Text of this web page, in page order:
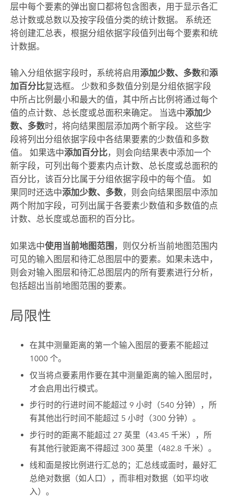
层中每个要素的弹出窗口都将包含图表，用于显示各汇
总计数或总数以及按字段值分类的统计数据。 系统还
将创建汇总表，根据分组依据字段值列出每个要素和统
计数据。
输入分组依据字段时，系统将启用添加少数、多数和添
加百分比复选框。 少数和多数值分别是分组依据字段
中所占比例最小和最大的值，其中所占比例将通过每个
值的点计数、总长度或总面积来确定。 当选中添加少
数、多数时，将向结果图层添加两个新字段。 这些字
段将列出分组依据字段中各结果要素的少数值和多数
值。 如果选中添加百分比，则会向结果表中添加一个
新字段，可列出每个要素内点计数、总长度或总面积的
百分比，该百分比属于分组依据字段中的每个值。 如
果同时还选中添加少数、多数，则会向结果图层中添加
两个附加字段，可列出属于各要素少数值和多数值的点
计数、总长度或总面积的百分比。
如果选中使用当前地图范围 ，则仅分析当前地图范围内
可见的输入图层和待汇总图层中的要素。如果未选中，
则会对输入图层和待汇总图层内的所有要素进行分析，
包括超出当前地图范围的要素。
局限性
在其中测量距离的第一个输入图层的要素不能超过
1000 个。
仅当将点要素用作要在其中测量距离的输入图层时，
才会启用出行模式。
步行时的行进时间不能超过 9 小时（540 分钟），所
有其他出行时间不能超过 5 小时（300 分钟）。
步行时的距离不能超过 27 英里（43.45 千米），所
有其他行驶距离不得超过 300 英里（482.8 千米）。
线和面是按比例进行汇总的；汇总线或面时，最好汇
总绝对数据（如人口），而非相对数据（如平均收
入）。